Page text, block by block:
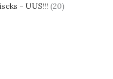
- UUS!!! 20